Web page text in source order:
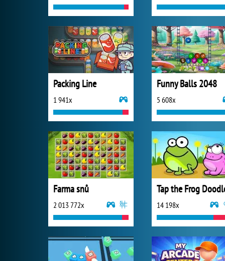
Packing Line
1 941x
Funny Balls 2048
5 608x
Farma snů
2 013 772x
Tap the Frog
14 198x